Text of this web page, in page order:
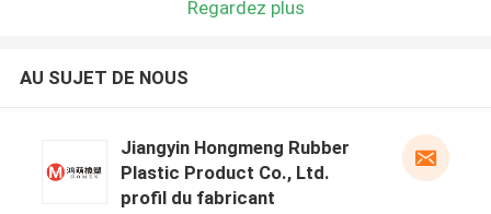
Regardez plus
AU SUJET DE NOUS
Jiangyin Hongmeng Rubber
Plastic Product Co., Ltd.
profil du fabricant